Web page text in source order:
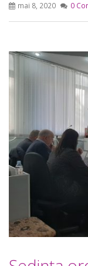
mai 8, 2020 0